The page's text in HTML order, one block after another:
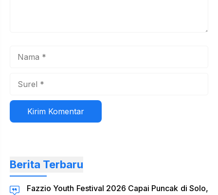
Situs
web
Berita Terbaru
Fazzio Youth Festival 2026 Capai Puncak di Solo,